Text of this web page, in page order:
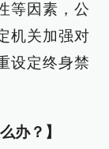
等因素，公
机关加强对
设定终身禁
办？】